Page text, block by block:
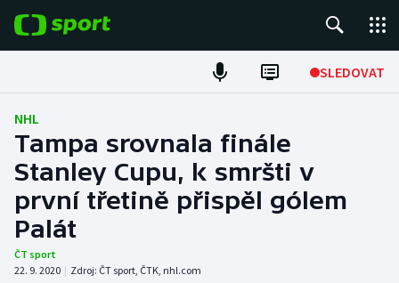
SLEDOVAT
Fotbal
Hokej
Tenis
Atletika
NHL
Tampa srovnala finále
Stanley Cupu, k smršti v
první třetině přispěl gólem
Palát
ČT sport
22. 9. 2020 | Zdroj: ČT sport, ČTK, nhl.com